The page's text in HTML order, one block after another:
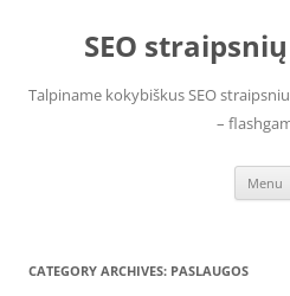
contentSEO
Talpiname kokybiškus SEO
–
Menu
CATEGORY ARCHIVES: PASLAUGOS